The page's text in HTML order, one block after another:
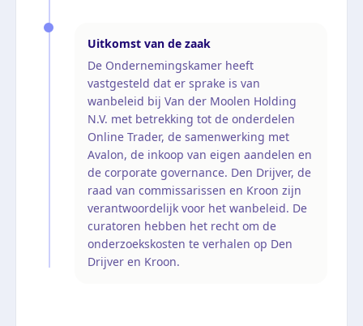
Uitkomst van de zaak
De Ondernemingskamer heeft
vastgesteld dat er sprake is van
wanbeleid bij Van der Moolen Holding
N.V. met betrekking tot de onderdelen
Online Trader, de samenwerking met
Avalon, de inkoop van eigen aandelen en
de corporate governance. Den Drijver, de
raad van commissarissen en Kroon zijn
verantwoordelijk voor het wanbeleid. De
curatoren hebben het recht om de
onderzoekskosten te verhalen op Den
Drijver en Kroon.